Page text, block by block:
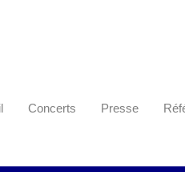
Concerts Presse